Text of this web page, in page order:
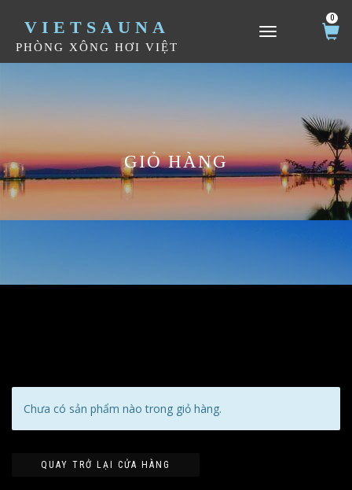
VIETSAUNA
PHÒNG XÔNG HƠI VIỆT
TOGGLE NAVIGATION
0
GIỎ HÀNG
Chưa có sản phẩm nào trong giỏ hàng.
QUAY TRỞ LẠI CỬA HÀNG